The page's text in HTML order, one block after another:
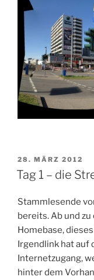
VERÖFFENTLICHT
AM
28. MÄRZ 2012
Tag 1 – die
Stammlesende
bereits. Ab und
Homebase,
Irgendlink hat auf
Internetzugang,
hinter dem